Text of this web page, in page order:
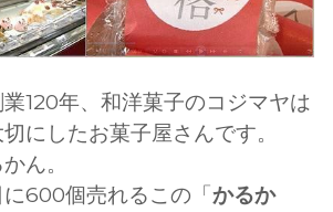
120年、和洋菓子のコジマヤは
にしたお菓子屋さんです。
ん。
600個売れるこの「かるか